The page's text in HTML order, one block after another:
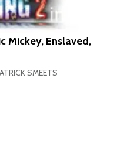
Mickey, Enslaved,
SMEETS